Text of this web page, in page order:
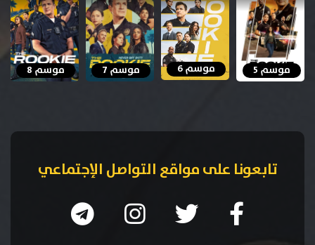
موسم 5 موسم 6 موسم 7 موسم 8
تابعونا على مواقع التواصل الإجتماعي